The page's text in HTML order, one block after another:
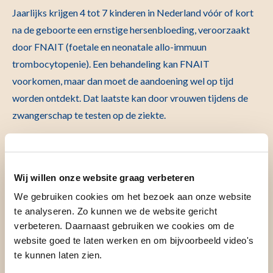
Wij willen onze website graag verbeteren
We gebruiken cookies om het bezoek aan onze website
te analyseren. Zo kunnen we de website gericht
verbeteren. Daarnaast gebruiken we cookies om de
website goed te laten werken en om bijvoorbeeld video's
te kunnen laten zien.
Jaarlijks krijgen 4 tot 7 kinderen in Nederland vóór of kort
na de geboorte een ernstige hersenbloeding, veroorzaakt
door FNAIT (foetale en neonatale allo-immuun
trombocytopenie). Een behandeling kan FNAIT
voorkomen, maar dan moet de aandoening wel op tijd
worden ontdekt. Dat laatste kan door vrouwen tijdens de
zwangerschap te testen op de ziekte.
Bloedplaatjes
FNAIT is een bloedplaatjesziekte. Bloedplaatjes (ook wel
trombocyten genoemd) zijn cellen in ons bloed die
bloedingen voorkomen door te zorgen voor stolling na een
wond. Sommige zwangere vrouwen maken antistoffen aan